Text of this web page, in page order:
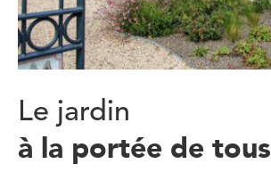
Le jardin
à la portée de tous